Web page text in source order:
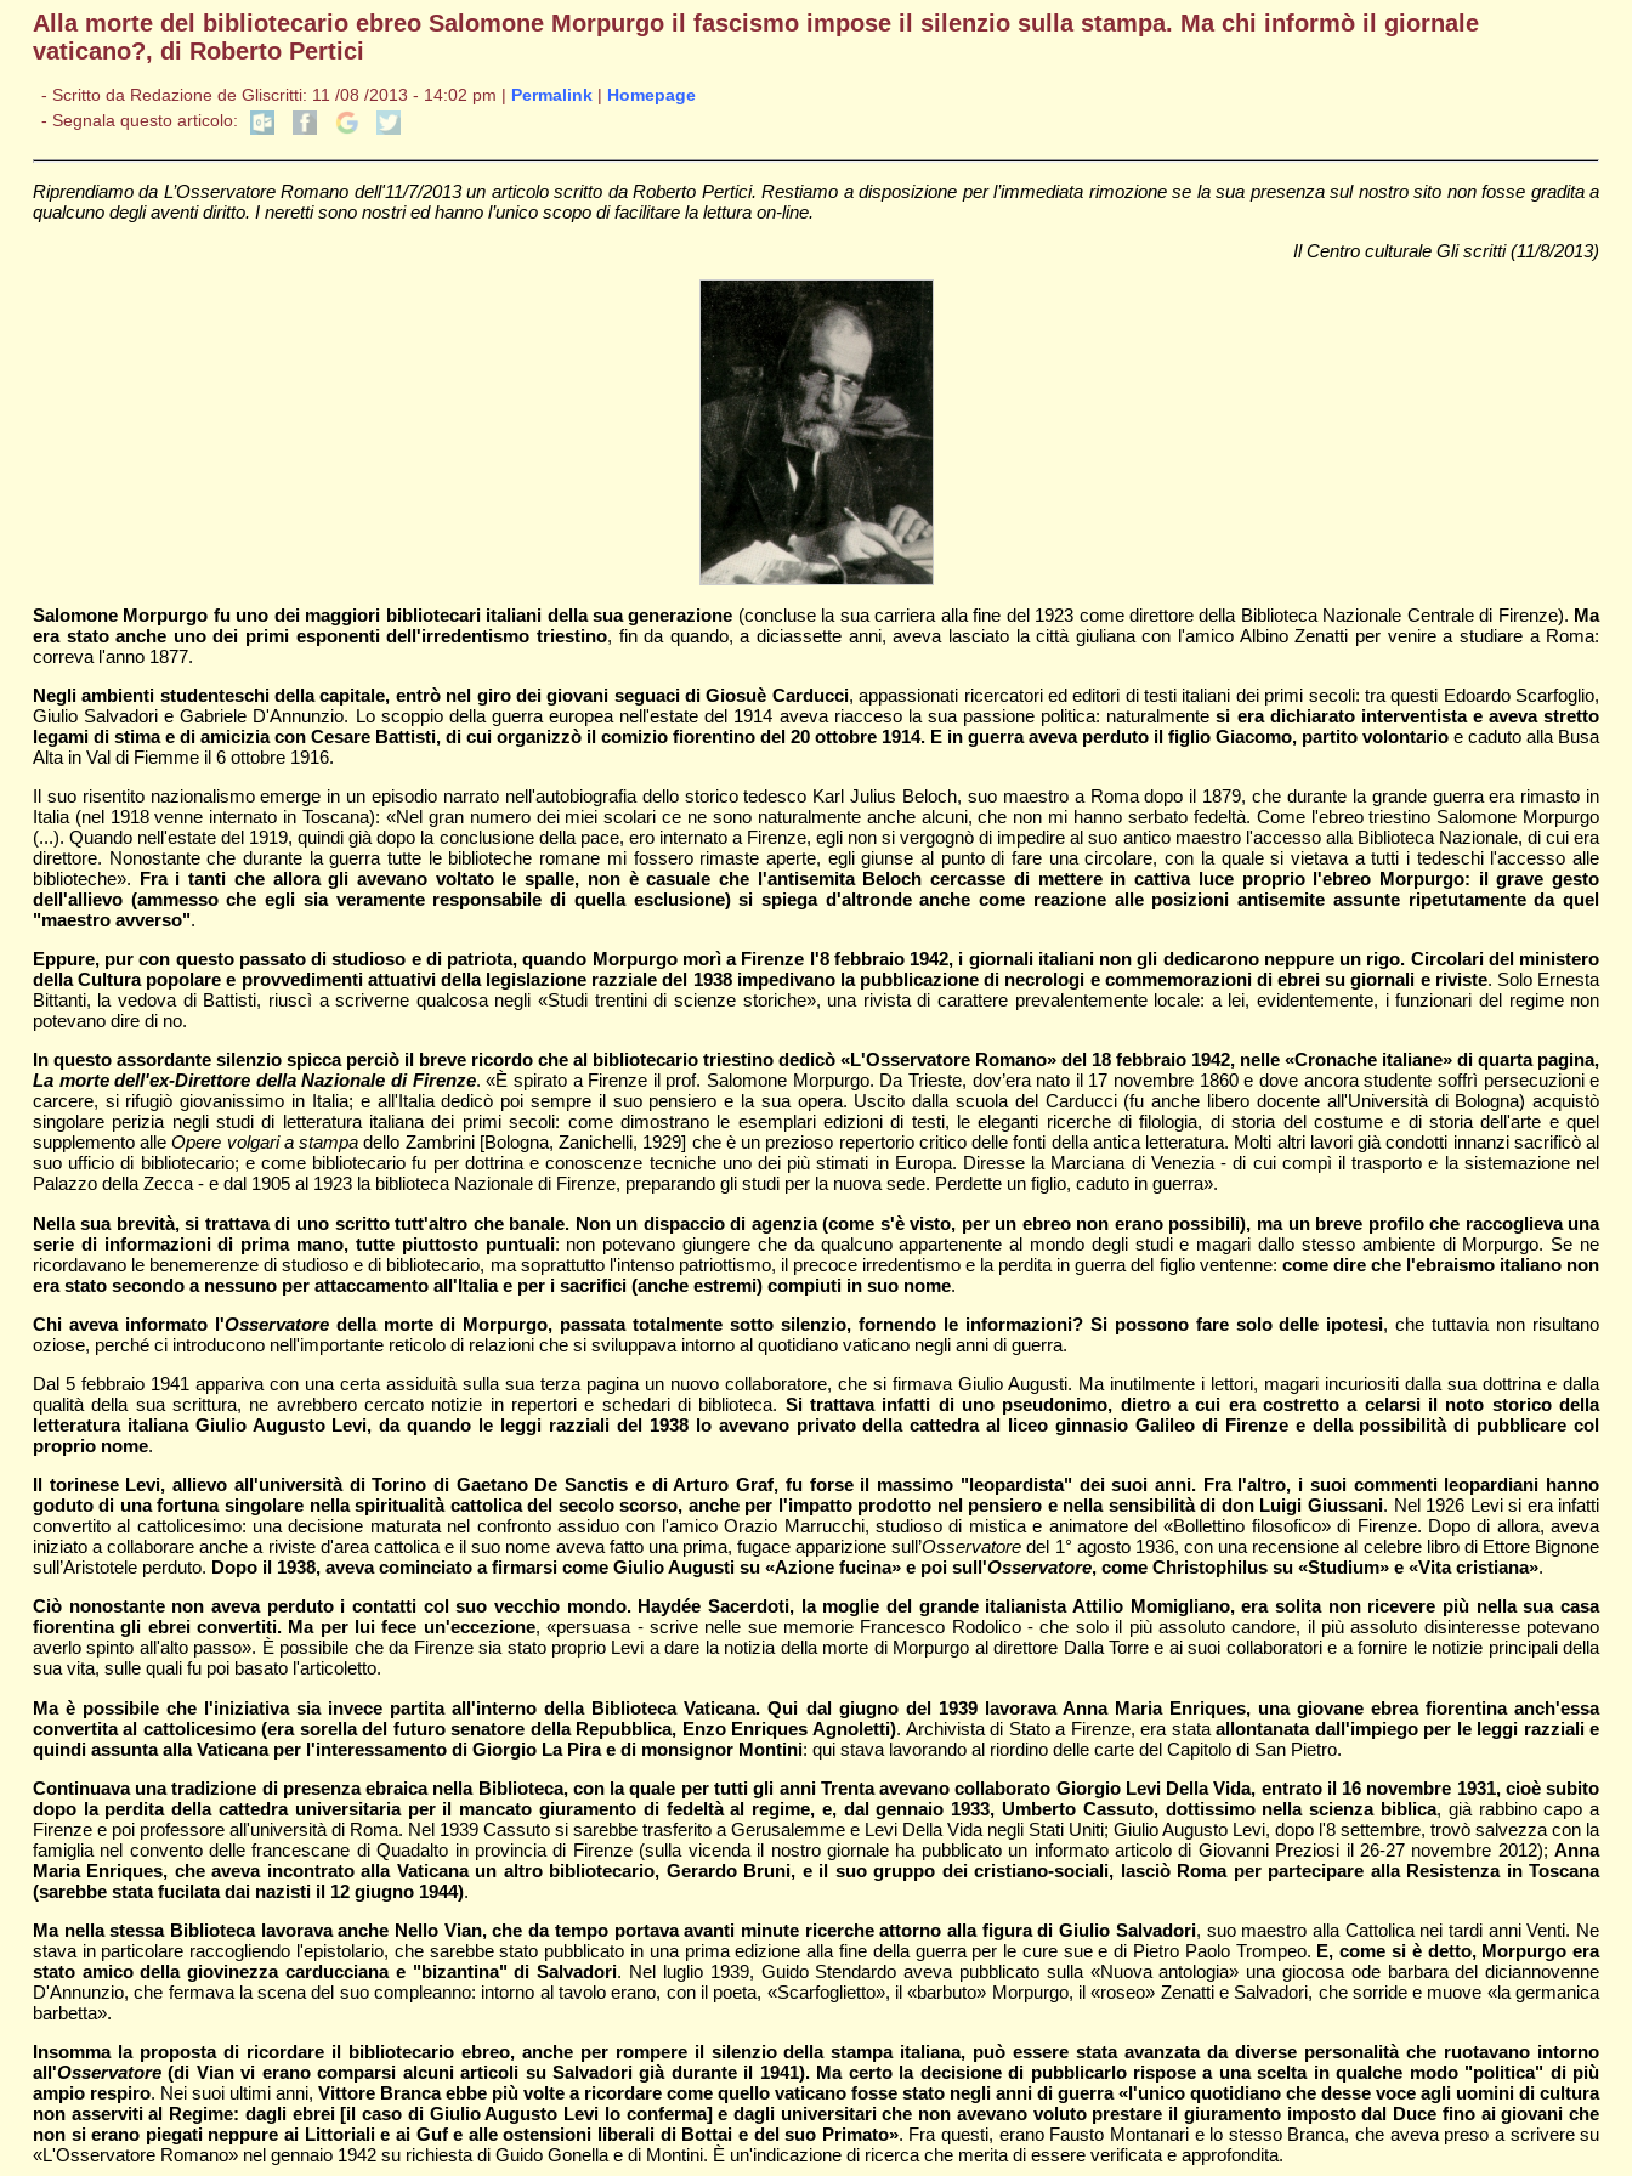
Alla morte del bibliotecario ebreo Salomone Morpurgo il fascismo impose il silenzio sulla stampa. Ma chi informò il giornale
vaticano?, di Roberto Pertici
- Scritto da Redazione de Gliscritti: 11 /08 /2013 - 14:02 pm | Permalink| Homepage
- Segnala questo articolo:
Riprendiamo da L’Osservatore Romano dell'11/7/2013 un articolo scritto da Roberto Pertici. Restiamo a disposizione per l’immediata rimozione se la sua presenza sul nostro sito non fosse gradita a
qualcuno degli aventi diritto. I neretti sono nostri ed hanno l’unico scopo di facilitare la lettura on-line.
Il Centro culturale Gli scritti (11/8/2013)
Salomone Morpurgo fu uno dei maggiori bibliotecari italiani della sua generazione (concluse la sua carriera alla fine del 1923 come direttore della Biblioteca Nazionale Centrale di Firenze). Ma
era stato anche uno dei primi esponenti dell'irredentismo triestino, fin da quando, a diciassette anni, aveva lasciato la città giuliana con l'amico Albino Zenatti per venire a studiare a Roma:
correva l'anno 1877.
Negli ambienti studenteschi della capitale, entrò nel giro dei giovani seguaci di Giosuè Carducci, appassionati ricercatori ed editori di testi italiani dei primi secoli: tra questi Edoardo Scarfoglio,
Giulio Salvadori e Gabriele D'Annunzio. Lo scoppio della guerra europea nell'estate del 1914 aveva riacceso la sua passione politica: naturalmentesi era dichiarato interventista e aveva stretto
legami di stima e di amicizia con Cesare Battisti, di cui organizzò il comizio fiorentino del 20 ottobre 1914. E in guerra aveva perduto il figlio Giacomo, partito volontario e caduto alla Busa
Alta in Val di Fiemme il 6 ottobre 1916.
Il suo risentito nazionalismo emerge in un episodio narrato nell'autobiografia dello storico tedesco Karl Julius Beloch, suo maestro a Roma dopo il 1879, che durante la grande guerra era rimasto in
Italia (nel 1918 venne internato in Toscana): «Nel gran numero dei miei scolari ce ne sono naturalmente anche alcuni, che non mi hanno serbato fedeltà. Come l'ebreo triestino Salomone Morpurgo
(...). Quando nell'estate del 1919, quindi già dopo la conclusione della pace, ero internato a Firenze, egli non si vergognò di impedire al suo antico maestro l'accesso alla Biblioteca Nazionale, di cui era
direttore. Nonostante che durante la guerra tutte le biblioteche romane mi fossero rimaste aperte, egli giunse al punto di fare una circolare, con la quale si vietava a tutti i tedeschi l'accesso alle
biblioteche». Fra i tanti che allora gli avevano voltato le spalle, non è casuale che l'antisemita Beloch cercasse di mettere in cattiva luce proprio l'ebreo Morpurgo: il grave gesto
dell'allievo (ammesso che egli sia veramente responsabile di quella esclusione) si spiega d'altronde anche come reazione alle posizioni antisemite assunte ripetutamente da quel
"maestro avverso".
Eppure, pur con questo passato di studioso e di patriota, quando Morpurgo morì a Firenze l'8 febbraio 1942, i giornali italiani non gli dedicarono neppure un rigo. Circolari del ministero
della Cultura popolare e provvedimenti attuativi della legislazione razziale del 1938 impedivano la pubblicazione di necrologi e commemorazioni di ebrei su giornali e riviste. Solo Ernesta
Bittanti, la vedova di Battisti, riuscì a scriverne qualcosa negli «Studi trentini di scienze storiche», una rivista di carattere prevalentemente locale: a lei, evidentemente, i funzionari del regime non
potevano dire di no.
In questo assordante silenzio spicca perciò il breve ricordo che al bibliotecario triestino dedicò «L'Osservatore Romano» del 18 febbraio 1942, nelle «Cronache italiane» di quarta pagina,
La morte dell'ex-Direttore della Nazionale di Firenze. «È spirato a Firenze il prof. Salomone Morpurgo. Da Trieste, dov’era nato il 17 novembre 1860 e dove ancora studente soffrì persecuzioni e
carcere, si rifugiò giovanissimo in Italia; e all'Italia dedicò poi sempre il suo pensiero e la sua opera. Uscito dalla scuola del Carducci (fu anche libero docente all'Università di Bologna) acquistò
singolare perizia negli studi di letteratura italiana dei primi secoli: come dimostrano le esemplari edizioni di testi, le eleganti ricerche di filologia, di storia del costume e di storia dell'arte e quel
supplemento alleOpere volgari a stampa dello Zambrini [Bologna, Zanichelli, 1929] che è un prezioso repertorio critico delle fonti della antica letteratura. Molti altri lavori già condotti innanzi sacrificò al
suo ufficio di bibliotecario; e come bibliotecario fu per dottrina e conoscenze tecniche uno dei più stimati in Europa. Diresse la Marciana di Venezia - di cui compì il trasporto e la sistemazione nel
Palazzo della Zecca - e dal 1905 al 1923 la biblioteca Nazionale di Firenze, preparando gli studi per la nuova sede. Perdette un figlio, caduto in guerra».
Nella sua brevità, si trattava di uno scritto tutt'altro che banale. Non un dispaccio di agenzia (come s'è visto, per un ebreo non erano possibili), ma un breve profilo che raccoglieva una
serie di informazioni di prima mano, tutte piuttosto puntuali: non potevano giungere che da qualcuno appartenente al mondo degli studi e magari dallo stesso ambiente di Morpurgo. Se ne
ricordavano le benemerenze di studioso e di bibliotecario, ma soprattutto l'intenso patriottismo, il precoce irredentismo e la perdita in guerra del figlio ventenne: come dire che l'ebraismo italiano non
era stato secondo a nessuno per attaccamento all'Italia e per i sacrifici (anche estremi) compiuti in suo nome.
Chi aveva informato l'Osservatore della morte di Morpurgo, passata totalmente sotto silenzio, fornendo le informazioni? Si possono fare solo delle ipotesi, che tuttavia non risultano
oziose, perché ci introducono nell'importante reticolo di relazioni che si sviluppava intorno al quotidiano vaticano negli anni di guerra.
Dal 5 febbraio 1941 appariva con una certa assiduità sulla sua terza pagina un nuovo collaboratore, che si firmava Giulio Augusti. Ma inutilmente i lettori, magari incuriositi dalla sua dottrina e dalla
qualità della sua scrittura, ne avrebbero cercato notizie in repertori e schedari di biblioteca. Si trattava infatti di uno pseudonimo, dietro a cui era costretto a celarsi il noto storico della
letteratura italiana Giulio Augusto Levi, da quando le leggi razziali del 1938 lo avevano privato della cattedra al liceo ginnasio Galileo di Firenze e della possibilità di pubblicare col
proprio nome.
Il torinese Levi, allievo all'università di Torino di Gaetano De Sanctis e di Arturo Graf, fu forse il massimo "leopardista" dei suoi anni. Fra l'altro, i suoi commenti leopardiani hanno
goduto di una fortuna singolare nella spiritualità cattolica del secolo scorso, anche per l'impatto prodotto nel pensiero e nella sensibilità di don Luigi Giussani. Nel 1926 Levi si era infatti
convertito al cattolicesimo: una decisione maturata nel confronto assiduo con l'amico Orazio Marrucchi, studioso di mistica e animatore del «Bollettino filosofico» di Firenze. Dopo di allora, aveva
iniziato a collaborare anche a riviste d'area cattolica e il suo nome aveva fatto una prima, fugace apparizione sull’Osservatore del 1° agosto 1936, con una recensione al celebre libro di Ettore Bignone
sull’Aristotele perduto. Dopo il 1938, aveva cominciato a firmarsi come Giulio Augusti su «Azione fucina» e poi sull'Osservatore, come Christophilus su «Studium» e «Vita cristiana».
Ciò nonostante non aveva perduto i contatti col suo vecchio mondo. Haydée Sacerdoti, la moglie del grande italianista Attilio Momigliano, era solita non ricevere più nella sua casa
fiorentina gli ebrei convertiti. Ma per lui fece un'eccezione, «persuasa - scrive nelle sue memorie Francesco Rodolico - che solo il più assoluto candore, il più assoluto disinteresse potevano
averlo spinto all'alto passo». È possibile che da Firenze sia stato proprio Levi a dare la notizia della morte di Morpurgo al direttore Dalla Torre e ai suoi collaboratori e a fornire le notizie principali della
sua vita, sulle quali fu poi basato l'articoletto.
Ma è possibile che l'iniziativa sia invece partita all'interno della Biblioteca Vaticana. Qui dal giugno del 1939 lavorava Anna Maria Enriques, una giovane ebrea fiorentina anch'essa
convertita al cattolicesimo (era sorella del futuro senatore della Repubblica, Enzo Enriques Agnoletti). Archivista di Stato a Firenze, era stataallontanata dall'impiego per le leggi razziali e
quindi assunta alla Vaticana per l'interessamento di Giorgio La Pira e di monsignor Montini: qui stava lavorando al riordino delle carte del Capitolo di San Pietro.
Continuava una tradizione di presenza ebraica nella Biblioteca, con la quale per tutti gli anni Trenta avevano collaborato Giorgio Levi Della Vida, entrato il 16 novembre 1931, cioè subito
dopo la perdita della cattedra universitaria per il mancato giuramento di fedeltà al regime, e, dal gennaio 1933, Umberto Cassuto, dottissimo nella scienza biblica, già rabbino capo a
Firenze e poi professore all'università di Roma. Nel 1939 Cassuto si sarebbe trasferito a Gerusalemme e Levi Della Vida negli Stati Uniti; Giulio Augusto Levi, dopo l'8 settembre, trovò salvezza con la
famiglia nel convento delle francescane di Quadalto in provincia di Firenze (sulla vicenda il nostro giornale ha pubblicato un informato articolo di Giovanni Preziosi il 26-27 novembre 2012);Anna
Maria Enriques, che aveva incontrato alla Vaticana un altro bibliotecario, Gerardo Bruni, e il suo gruppo dei cristiano-sociali, lasciò Roma per partecipare alla Resistenza in Toscana
(sarebbe stata fucilata dai nazisti il 12 giugno 1944).
Ma nella stessa Biblioteca lavorava anche Nello Vian, che da tempo portava avanti minute ricerche attorno alla figura di Giulio Salvadori, suo maestro alla Cattolica nei tardi anni Venti. Ne
stava in particolare raccogliendo l'epistolario, che sarebbe stato pubblicato in una prima edizione alla fine della guerra per le cure sue e di Pietro Paolo Trompeo. E, come si è detto, Morpurgo era
stato amico della giovinezza carducciana e "bizantina" di Salvadori. Nel luglio 1939, Guido Stendardo aveva pubblicato sulla «Nuova antologia» una giocosa ode barbara del diciannovenne
D'Annunzio, che fermava la scena del suo compleanno: intorno al tavolo erano, con il poeta, «Scarfoglietto», il «barbuto» Morpurgo, il «roseo» Zenatti e Salvadori, che sorride e muove «la germanica
barbetta».
Insomma la proposta di ricordare il bibliotecario ebreo, anche per rompere il silenzio della stampa italiana, può essere stata avanzata da diverse personalità che ruotavano intorno
all'Osservatore (di Vian vi erano comparsi alcuni articoli su Salvadori già durante il 1941). Ma certo la decisione di pubblicarlo rispose a una scelta in qualche modo "politica" di più
ampio respiro. Nei suoi ultimi anni, Vittore Branca ebbe più volte a ricordare come quello vaticano fosse stato negli anni di guerra «l'unico quotidiano che desse voce agli uomini di cultura
non asserviti al Regime: dagli ebrei [il caso di Giulio Augusto Levi lo conferma] e dagli universitari che non avevano voluto prestare il giuramento imposto dal Duce fino ai giovani che
non si erano piegati neppure ai Littoriali e ai Guf e alle ostensioni liberali di Bottai e del suo Primato». Fra questi, erano Fausto Montanari e lo stesso Branca, che aveva preso a scrivere su
«L'Osservatore Romano» nel gennaio 1942 su richiesta di Guido Gonella e di Montini. È un'indicazione di ricerca che merita di essere verificata e approfondita.